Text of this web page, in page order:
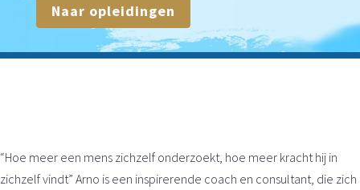
Naar opleidingen
“Hoe meer een mens zichzelf onderzoekt, hoe meer kracht hij in
zichzelf vindt” Arno is een inspirerende coach en consultant, die zich